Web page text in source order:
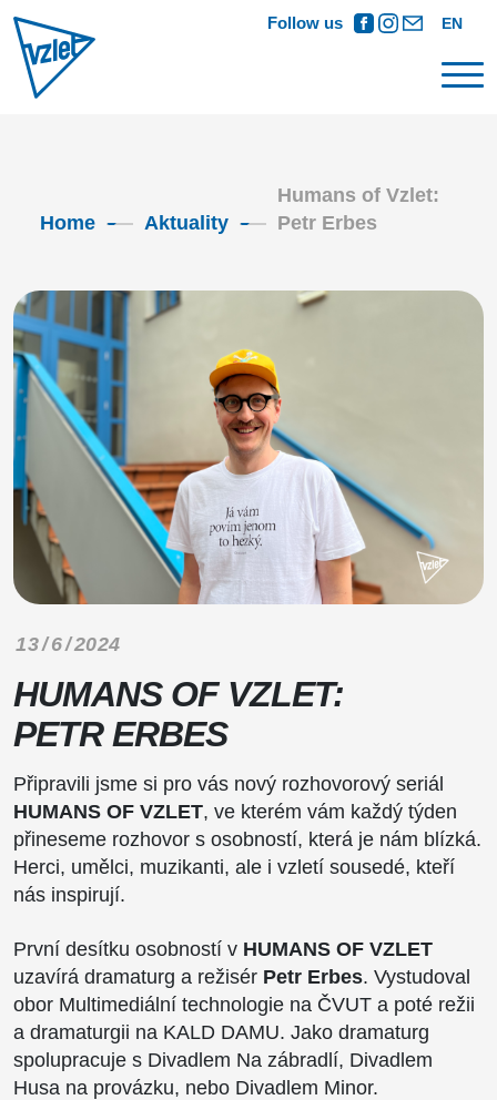
Follow us EN
Home Aktuality
Humans of Vzlet:
Petr Erbes
13 / 6 / 2024
HUMANS OF VZLET:
PETR ERBES
Připravili jsme si pro vás nový rozhovorový seriál
HUMANS OF VZLET, ve kterém vám každý týden
přineseme rozhovor s osobností, která je nám blízká.
Herci, umělci, muzikanti, ale i vzletí sousedé, kteří
nás inspirují.
První desítku osobností v HUMANS OF VZLET
uzavírá dramaturg a režisér Petr Erbes. Vystudoval
obor Multimediální technologie na ČVUT a poté režii
a dramaturgii na KALD DAMU. Jako dramaturg
spolupracuje s Divadlem Na zábradlí, Divadlem
Husa na provázku, nebo Divadlem Minor.